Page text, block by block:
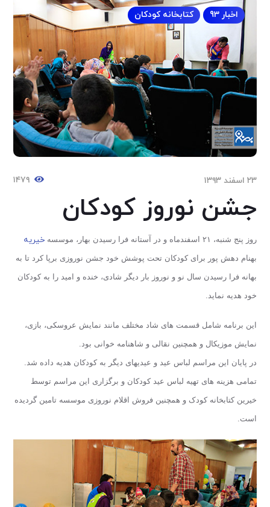
اخبار 93 کتابخانه کودکان
۲۳ اسفند ۱۳۹۳ ۱۴۷۹
جشن نوروز کودکان
روز پنج شنبه، ٢١ اسفندماه و در آستانه فرا رسیدن بهار، موسسه خیریه
بهنام دهش پور برای کودکان تحت پوشش خود جشن نوروزی برپا کرد تا به
بهانه فرا رسیدن سال نو و نوروز بار دیگر شادی، خنده و امید را به کودکان
خود هدیه نماید.
این برنامه شامل قسمت های شاد مختلف مانند نمایش عروسکی، بازی،
نمایش موزیکال و همچنین نقالی و شاهنامه خوانی بود.
در پایان این مراسم لباس عید و عیدیهای دیگر به کودکان هدیه داده شد.
تمامی هزینه های تهیه لباس عید کودکان و برگزاری این مراسم توسط
خیرین کتابخانه کودک و همچنین فروش اقلام نوروزی موسسه تامین گردیده
است.